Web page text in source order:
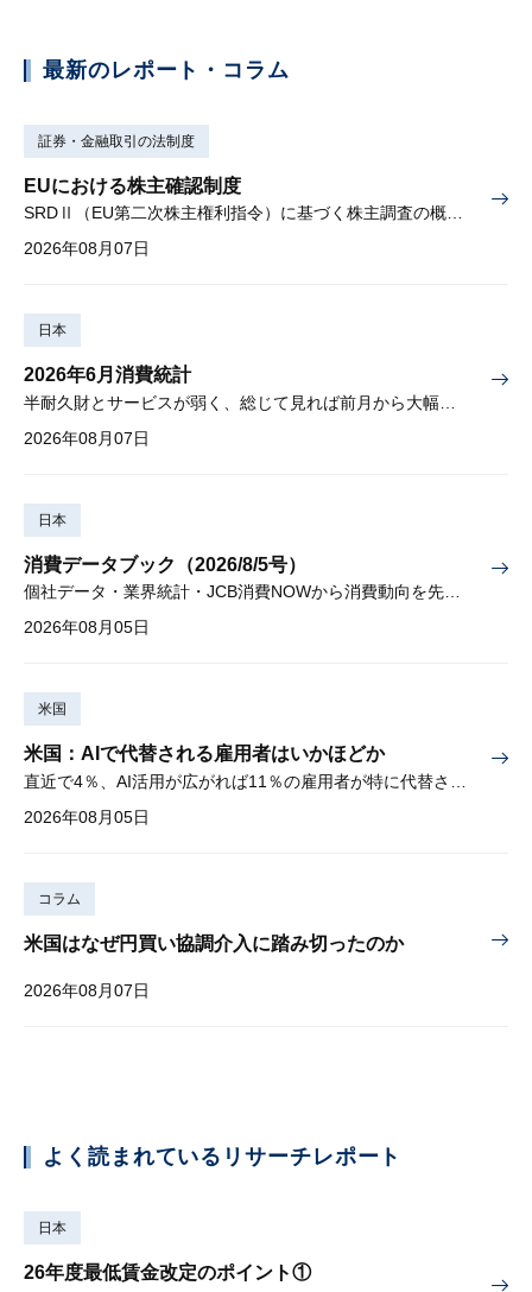
最新のレポート・コラム
証券・金融取引の法制度
EUにおける株主確認制度
SRDⅡ（EU第二次株主権利指令）に基づく株主調査の概要と課題
2026年08月07日
日本
2026年6月消費統計
2026年08月07日
日本
消費データブック（2026/8/5号）
個社データ・業界統計・JCB消費NOWから消費動向を先取り
2026年08月05日
米国
米国：AIで代替される雇用者はいかほどか
2026年08月05日
コラム
米国はなぜ円買い協調介入に踏み切ったのか
2026年08月07日
よく読まれているリサーチレポート
日本
26年度最低賃金改定のポイント①